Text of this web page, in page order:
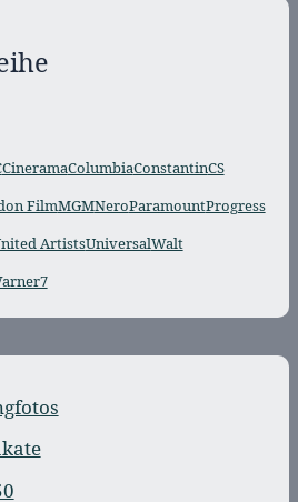
CineramaColumbiaConstantinCS
FilmMGMNeroParamountProgress
ArtistsUniversalWalt